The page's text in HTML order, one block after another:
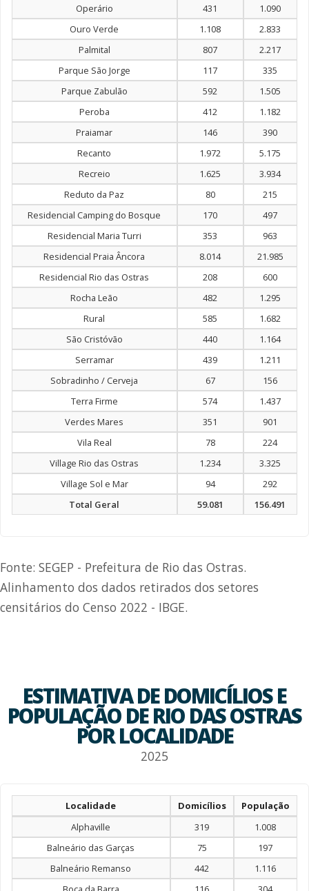
Operário
431
1.090
Ouro Verde
1.108
2.833
Palmital
807
2.217
Parque São Jorge
117
335
Parque Zabulão
592
1.505
Peroba
412
1.182
Praiamar
146
390
Recanto
1.972
5.175
Recreio
1.625
3.934
Reduto da Paz
80
215
Residencial Camping do Bosque
170
497
Residencial Maria Turri
353
963
Residencial Praia Âncora
8.014
21.985
Residencial Rio das Ostras
208
600
Rocha Leão
482
1.295
Rural
585
1.682
São Cristóvão
440
1.164
Serramar
439
1.211
Sobradinho / Cerveja
67
156
Terra Firme
574
1.437
Verdes Mares
351
901
Vila Real
78
224
Village Rio das Ostras
1.234
3.325
Village Sol e Mar
94
292
Total Geral
59.081 156.491
Fonte: SEGEP - Prefeitura de Rio das Ostras.
Alinhamento dos dados retirados dos setores
censitários do Censo 2022 - IBGE.
ESTIMATIVA DE DOMICÍLIOS E
POPULAÇÃO DE RIO DAS OSTRAS
POR LOCALIDADE
2025
Localidade Domicílios
População
Alphaville
319
1.008
Balneário das Garças
75
197
Balneário Remanso
442
1.116